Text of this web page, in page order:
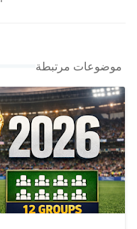
موضوعات مرتبطة